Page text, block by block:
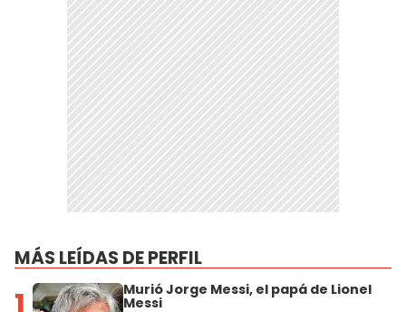
MÁS LEÍDAS DE PERFIL
Murió Jorge Messi, el papá de Lionel
Messi